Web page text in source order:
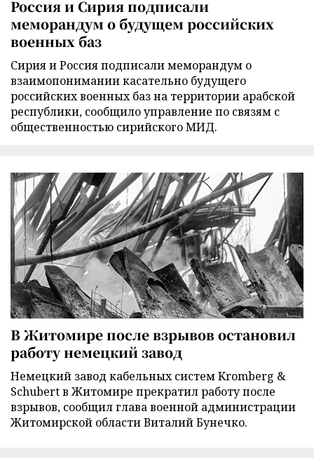
Россия и Сирия подписали
меморандум о будущем российских
военных баз
Сирия и Россия подписали меморандум о
взаимопонимании касательно будущего
российских военных баз на территории арабской
республики, сообщило управление по связям с
общественностью сирийского МИД.
В Житомире после взрывов остановил
работу немецкий завод
Немецкий завод кабельных систем Kromberg &
Schubert в Житомире прекратил работу после
взрывов, сообщил глава военной администрации
Житомирской области Виталий Бунечко.